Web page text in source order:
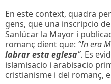
En este context, quadra
gens, que una inscripcio
Sanlúcar la Mayor i
romanç dient que: “In era
labrar esta eglesa”. Es
islamisacio i arabisacio
cristianisme i del romanç,